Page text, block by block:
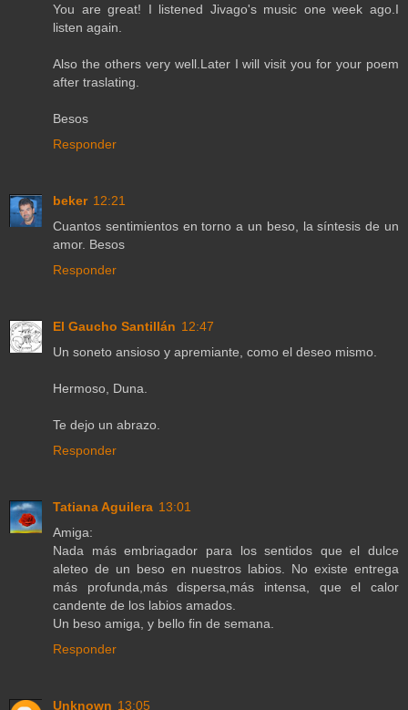
You are great! I listened Jivago's music one week ago.I
listen again.
Also the others very well.Later I will visit you for your poem
after traslating.
Besos
Responder
beker 12:21
Cuantos sentimientos en torno a un beso, la síntesis de un
amor. Besos
Responder
El Gaucho Santillán 12:47
Un soneto ansioso y apremiante, como el deseo mismo.
Hermoso, Duna.
Te dejo un abrazo.
Responder
Tatiana Aguilera 13:01
Amiga:
Nada más embriagador para los sentidos que el dulce
aleteo de un beso en nuestros labios. No existe entrega
más profunda,más dispersa,más intensa, que el calor
candente de los labios amados.
Un beso amiga, y bello fin de semana.
Responder
Unknown 13:05